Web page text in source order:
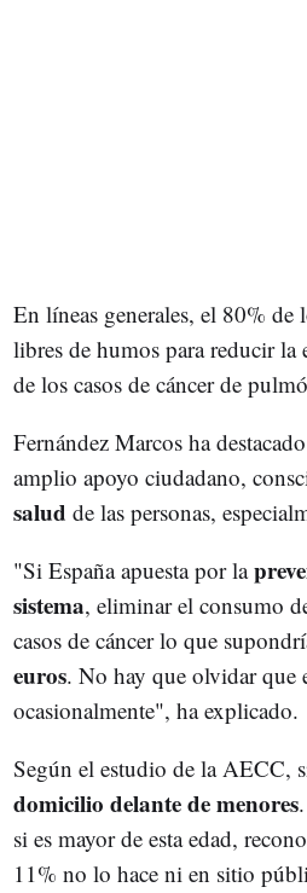
En líneas generales, el 80% de
libres de humos para reducir la
de los casos de cáncer de
Fernández Marcos ha
amplio apoyo ciudadano,
salud de las personas,
"Si España apuesta por la
sistema, eliminar el consumo
casos de cáncer lo que
euros. No hay que olvidar que
ocasionalmente", ha explicado.
Según el estudio de la AECC,
domicilio delante de menores
si es mayor de esta edad,
11% no lo hace ni en sitio